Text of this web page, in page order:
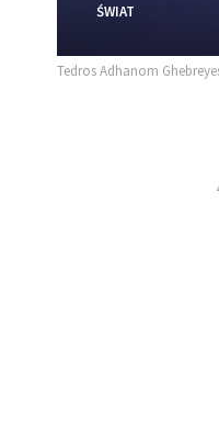
ŚWIAT
Tedros Adhanom